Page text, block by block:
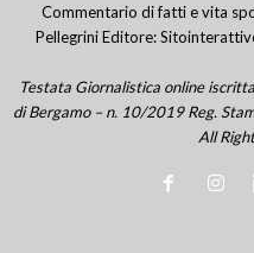
Commentario di fatti e vita
Pellegrini Editore:
Testata Giornalistica online
di Bergamo – n. 10/2019 Reg.
All